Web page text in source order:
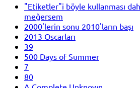
"Etiketler"i böyle kullanması
meğersem
2000'lerin sonu 2010'ların başı
2013 Oscarları
39
500 Days of Summer
7
80